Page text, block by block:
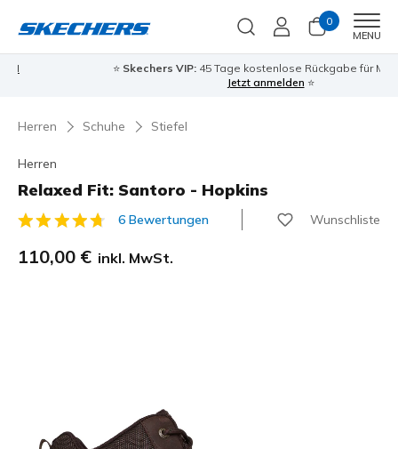
0
MENU
Skechers VIP:45 Tage kostenlose Rückgabe für Mitglieder
Jetzt anmelden⭐
Herren Schuhe Stiefel
Herren
Relaxed Fit: Santoro - Hopkins
3,1 von 5 Kundenbewertungen
6 Bewertungen Wunschliste
110,00 € inkl. MwSt.